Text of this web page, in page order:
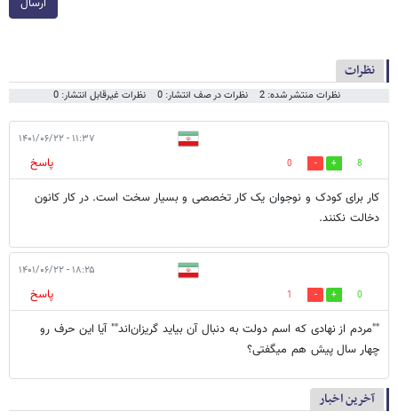
ارسال
نظرات
نظرات منتشر شده: 2 نظرات در صف انتشار: 0 نظرات غیرقابل انتشار: 0
۱۱:۳۷ - ۱۴۰۱/۰۶/۲۲
8
0
پاسخ
کار برای کودک و نوجوان یک کار تخصصی و بسیار سخت است. در کار کانون
دخالت نکنند.
۱۸:۲۵ - ۱۴۰۱/۰۶/۲۲
0
1
پاسخ
""مردم از نهادی که اسم دولت به دنبال آن بیاید گریزان‌اند"" آیا این حرف رو
چهار سال پیش هم میگفتی؟
آخرین اخبار